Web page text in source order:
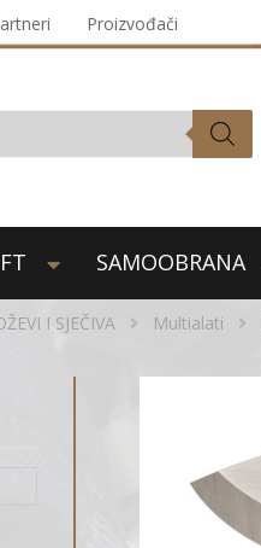
Proizvođači
SAMOOBRANA
I SJEČIVA Multialati